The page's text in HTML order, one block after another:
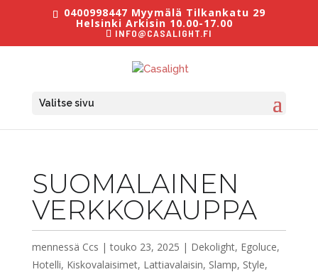
0400998447 Myymälä Tilkankatu 29
Helsinki Arkisin 10.00-17.00
INFO@CASALIGHT.FI
Valitse sivu
SUOMALAINEN
VERKKOKAUPPA
mennessä Ccs |touko 23, 2025 | Dekolight, Egoluce,
Hotelli, Kiskovalaisimet, Lattiavalaisin, Slamp, Style,